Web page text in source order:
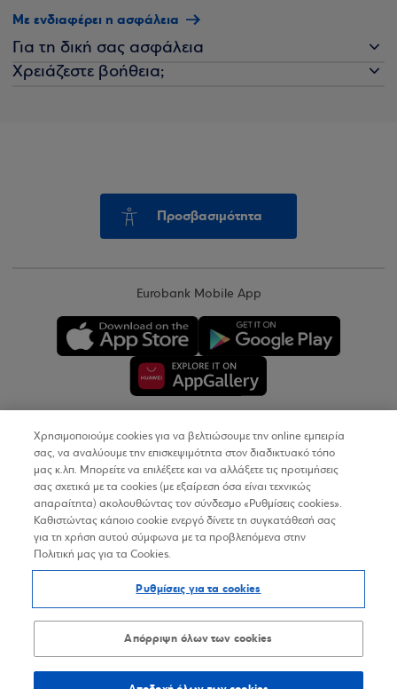
Με ενδιαφέρει η ασφάλεια
Για τη δική σας ασφάλεια
Χρειάζεστε βοήθεια;
Προσβασιμότητα
Eurobank Mobile App
Copyright © 2026
Όροι Χρήσης
Προσωπικά Δεδομένα στον Διαδικτυακό Τόπο
Δήλωση Προσβασιμότητας
Sitemap
Χρησιμοποιούμε cookies για να βελτιώσουμε την online εμπειρία
σας, να αναλύουμε την επισκεψιμότητα στον διαδικτυακό τόπο
μας κ.λπ. Μπορείτε να επιλέξετε και να αλλάξετε τις προτιμήσεις
σας σχετικά με τα cookies (με εξαίρεση όσα είναι τεχνικώς
απαραίτητα) ακολουθώντας τον σύνδεσμο «Ρυθμίσεις cookies».
Καθιστώντας κάποιο cookie ενεργό δίνετε τη συγκατάθεσή σας
για τη χρήση αυτού σύμφωνα με τα προβλεπόμενα στην
Πολιτική μας για τα Cookies.
Ρυθμίσεις για τα cookies
Απόρριψη όλων των cookies